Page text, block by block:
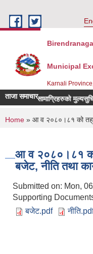
Municipal
Karnali
ताजा समाचारसामाग्रिहरुको मुल्यसुचि पेश
You are here
Home » आ व २०८०।८१ को
आ व २०८०।८१ को
बजेट, नीति तथा
Submitted on: Mon,
Supporting
बजेट.pdf